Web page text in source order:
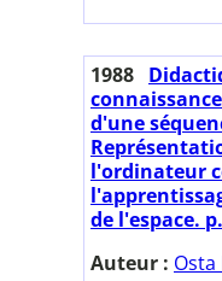
1988
d'une
l'ordinateur
de l'espace.
Auteur : Osta